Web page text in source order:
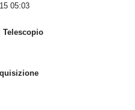
05:03
Telescopio